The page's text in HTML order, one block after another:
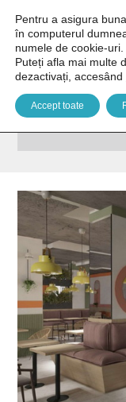
Pentru a asigura
în computerul
numele de cookie-uri.
Puteți afla mai multe
dezactivați, accesând
Accept toate